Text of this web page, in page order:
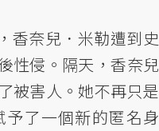
香奈兒．米勒遭到史
性侵。隔天，香奈兒
被害人。她不再只是
了一個新的匿名身